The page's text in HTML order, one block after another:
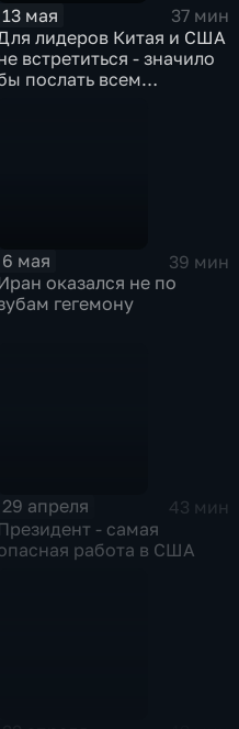
13 мая
37 мин
лидеров Китая и США
встретиться - значило
послать всем
6 мая
39 мин
оказался не по
гегемону
29 апреля
43 мин
- самая
работа в США